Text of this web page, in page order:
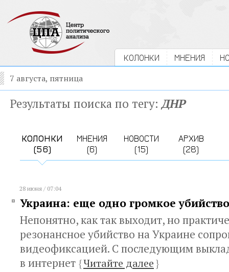
КОЛОНКИ МНЕНИЯ
7 августа, пятница
Результаты поиска по тегу:ДНР
КОЛОНКИ
(56)
МНЕНИЯ
(6)
НОВОСТИ
(15)
АРХИВ
(28)
28 июня / 07:04
Украина: еще одно громкое убийство
Непонятно, как так выходит, но
резонансное убийство на Украине
видеофиксацией. С последующим
в интернет {Читайте далее}